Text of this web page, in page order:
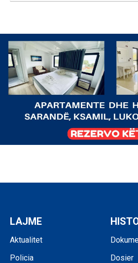
LAJME
Aktualitet
Policia
Dosier